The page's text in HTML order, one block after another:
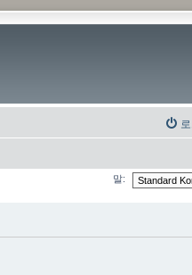
말: